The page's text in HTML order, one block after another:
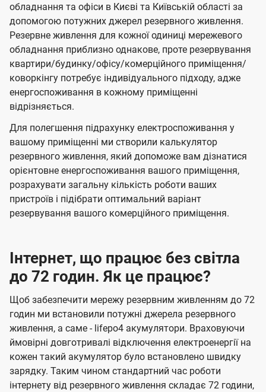
обладнання та офіси в Києві та Київській області за
допомогою потужних джерел резервного живлення.
Резервне живлення для кожної одиниці мережевого
обладнання приблизно однакове, проте резервування
квартири/будинку/офісу/комерційного приміщення/
коворкінгу потребує індивідуального підходу, адже
енергоспоживання в кожному приміщенні
відрізняється.
Для полегшення підрахунку електроспоживання у
вашому приміщенні ми створили калькулятор
резервного живлення, який допоможе вам дізнатися
орієнтовне енергоспоживання вашого приміщення,
розрахувати загальну кількість роботи ваших
пристроїв і підібрати оптимальний варіант
резервування вашого комерційного приміщення.
Інтернет, що працює без світла
до 72 годин. Як це працює?
Щоб забезпечити мережу резервним живленням до 72
годин ми встановили потужні джерела резервного
живлення, а саме - lifepo4 акумулятори. Враховуючи
ймовірні довготривалі відключення електроенергії на
кожен такий акумулятор було встановлено швидку
зарядку. Таким чином стандартний час роботи
інтернету від резервного живлення складає 72 години,